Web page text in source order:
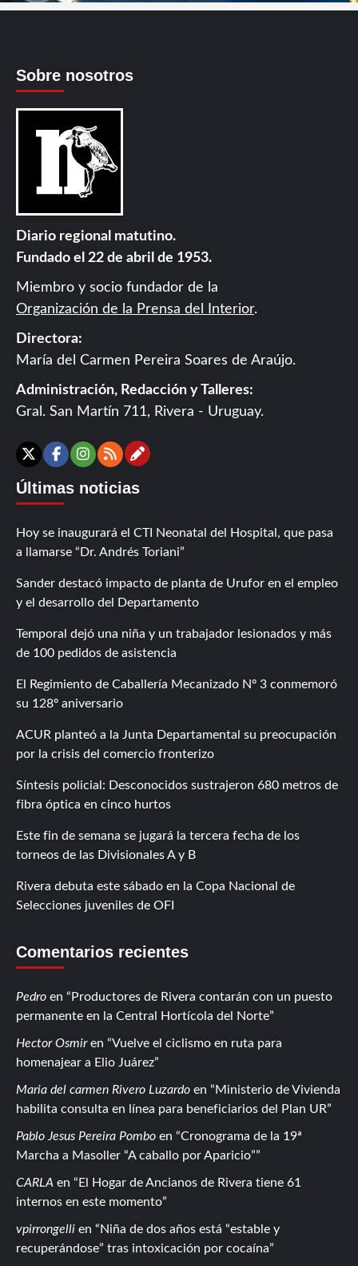
Sobre nosotros
Diario regional matutino.
Fundado el 22 de abril de 1953.
Miembro y socio fundador de la
Organización de la Prensa del Interior.
Directora:
María del Carmen Pereira Soares de Araújo.
Administración, Redacción y Talleres:
Gral. San Martín 711, Rivera - Uruguay.
X Facebook
Instagram
RSSContáctanos
Últimas noticias
Hoy se inaugurará el CTI Neonatal del Hospital, que pasa
a llamarse “Dr. Andrés Toriani”
Sander destacó impacto de planta de Urufor en el empleo
y el desarrollo del Departamento
Temporal dejó una niña y un trabajador lesionados y más
de 100 pedidos de asistencia
El Regimiento de Caballería Mecanizado Nº 3 conmemoró
su 128º aniversario
ACUR planteó a la Junta Departamental su preocupación
por la crisis del comercio fronterizo
Síntesis policial: Desconocidos sustrajeron 680 metros de
fibra óptica en cinco hurtos
Este fin de semana se jugará la tercera fecha de los
torneos de las Divisionales A y B
Rivera debuta este sábado en la Copa Nacional de
Selecciones juveniles de OFI
Comentarios recientes
Pedro en
Productores de Rivera contarán con un puesto
permanente en la Central Hortícola del Norte
Hector Osmiren
Vuelve el ciclismo en ruta para
homenajear a Elio Juárez
Maria del carmen Rivero Luzardo en
Ministerio de Vivienda
habilita consulta en línea para beneficiarios del Plan UR
Pablo Jesus Pereira Pombo en
Cronograma de la 19ª
Marcha a Masoller “A caballo por Aparicio”
CARLA en
El Hogar de Ancianos de Rivera tiene 61
internos en este momento
vpirrongelli en
Niña de dos años está “estable y
recuperándose” tras intoxicación por cocaína